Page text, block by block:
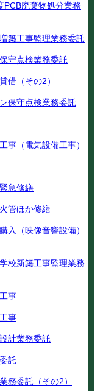
PCB廃棄物処分業務
築工事監理業務委託
守点検業務委託
借（その2）
保守点検業務委託
事（電気設備工事）
急修繕
管ほか修繕
入（映像音響設備）
校新築工事監理業務
事
事
計業務委託
託
務委託（その2）